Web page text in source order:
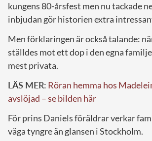
kungens 80-årsfest men nu tackade
inbjudan gör historien extra
Men förklaringen är också talande:
ställdes mot ett dop i den egna
mest privata.
LÄS MER: Röran hemma hos
avslöjad – se bilden här
För prins Daniels föräldrar verkar
väga tyngre än glansen i Stockholm.